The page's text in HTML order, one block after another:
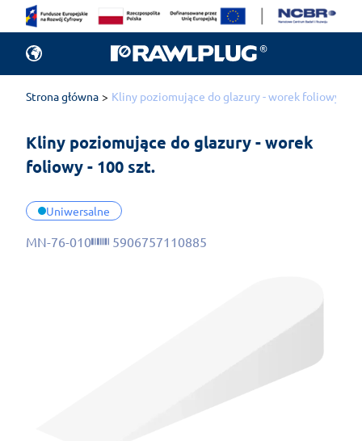
Strona główna Kliny poziomujące do glazury - worek foliowy -
Kliny poziomujące do glazury - worek
foliowy - 100 szt.
Uniwersalne
MN-76-010 5906757110885